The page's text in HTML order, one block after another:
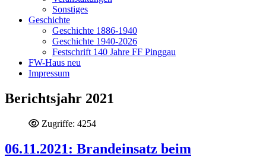
Sonstiges
Geschichte
Geschichte 1886-1940
Geschichte 1940-2026
Festschrift 140 Jahre FF Pinggau
FW-Haus neu
Impressum
Berichtsjahr 2021
Zugriffe: 4254
06.11.2021: Brandeinsatz beim